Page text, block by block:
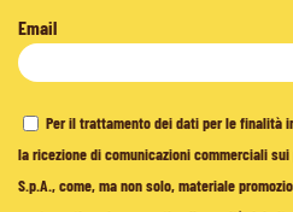
Email
Per il trattamento dei dati per le finalità
la ricezione di comunicazioni commerciali
S.p.A., come, ma non solo, materiale